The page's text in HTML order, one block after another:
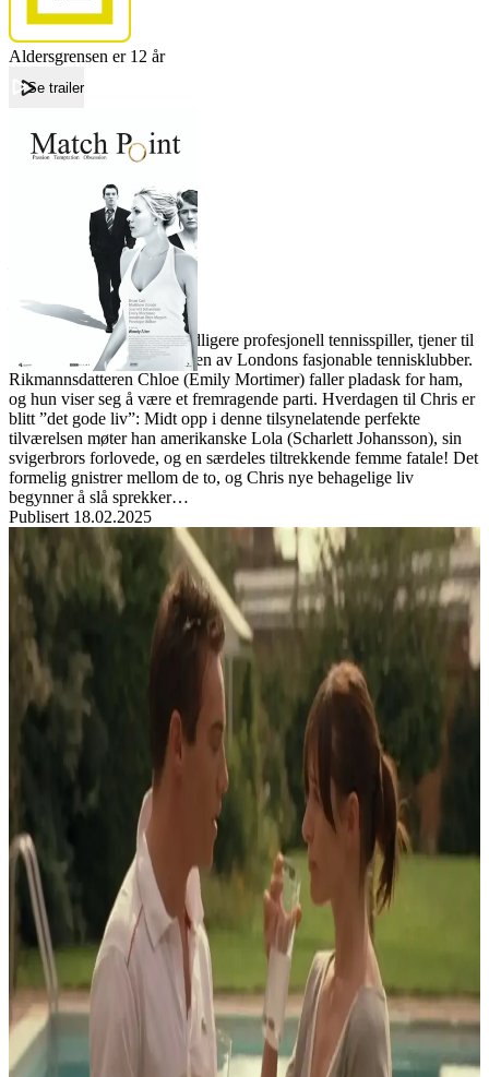
Aldersgrensen er 12 år
Se trailer
Forside Match Point
Match Point
Leverandør:
Norgesfilm AS
Lisens:
Chris (Rhys-Meyers), en tidligere profesjonell tennisspiller, tjener til
livets opphold som trener i en av Londons fasjonable tennisklubber.
Rikmannsdatteren Chloe (Emily Mortimer) faller pladask for ham,
og hun viser seg å være et fremragende parti. Hverdagen til Chris er
blitt ”det gode liv”: Midt opp i denne tilsynelatende perfekte
tilværelsen møter han amerikanske Lola (Scharlett Johansson), sin
svigerbrors forlovede, og en særdeles tiltrekkende femme fatale! Det
formelig gnistrer mellom de to, og Chris nye behagelige liv
begynner å slå sprekker…
Publisert 18.02.2025